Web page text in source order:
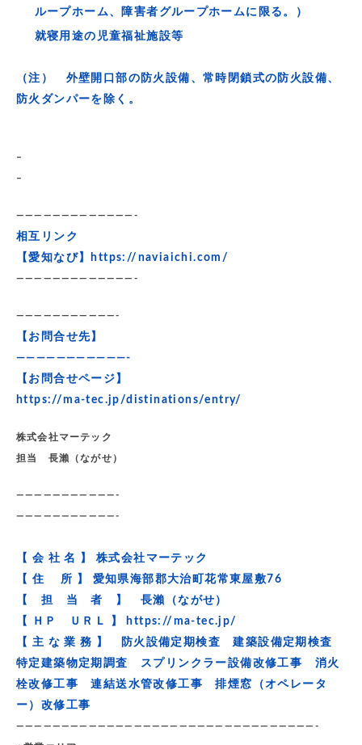
ループホーム、障害者グループホームに限る。）
就寝用途の児童福祉施設等
（注） 外壁開口部の防火設備、常時閉鎖式の防火設備、
防火ダンパーを除く。
–
–
—————————————-
相互リンク
【愛知なび】
https://naviaichi.com/
—————————————-
———————————-
【お問合せ先】
———————————-
【お問合せページ】
https://ma-tec.jp/distinations/entry/
株式会社マーテック
担当 長瀨（ながせ）
———————————-
———————————-
【 会 社 名 】 株式会社マーテック
【 住 所 】 愛知県海部郡大治町花常東屋敷76
【 担 当 者 】 長瀨（ながせ）
【 ＨＰ ＵＲＬ 】
https://ma-tec.jp/
【 主 な 業 務 】 防火設備定期検査 建築設備定期検査
特定建築物定期調査 スプリンクラー設備改修工事 消火
栓改修工事 連結送水管改修工事 排煙窓（オペレータ
ー）改修工事
—————————————————————————————————-